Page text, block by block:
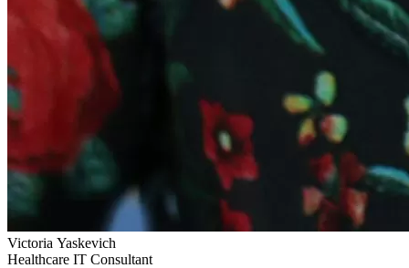
Victoria Yaskevich
Healthcare IT Consultant